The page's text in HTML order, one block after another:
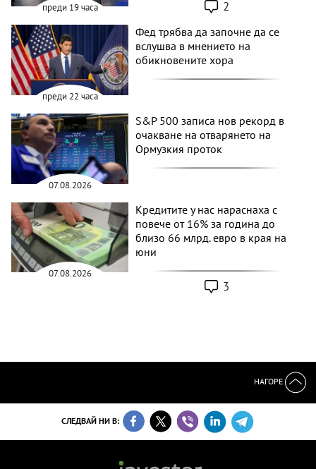
преди 19 часа 2
преди 22 часа
Фед трябва да започне да се
вслушва в мнението на
обикновените хора
07.08.2026
S&P 500 записа нов рекорд в
очакване на отварянето на
Ормузкия проток
07.08.2026
Кредитите у нас нараснаха с
повече от 16% за година до
близо 66 млрд. евро в края на
юни
3
НАГОРЕ
СЛЕДВАЙ НИ В: